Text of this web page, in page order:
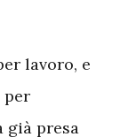
lavoro, e
per
già presa